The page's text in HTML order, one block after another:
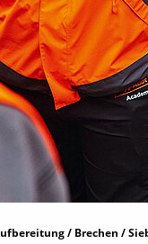
/ Brechen /